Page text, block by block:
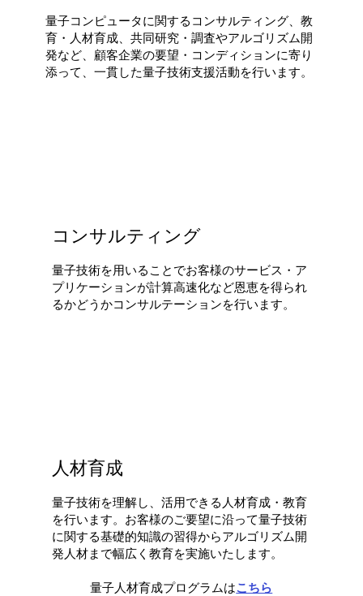
量子コンピュータに関するコンサルティング、教
育・人材育成、共同研究・調査やアルゴリズム開
発など、顧客企業の要望・コンディションに寄り
添って、一貫した量子技術支援活動を行います。
コンサルティング
量子技術を用いることでお客様のサービス・ア
プリケーションが計算高速化など恩恵を得られ
るかどうかコンサルテーションを行います。
人材育成
量子技術を理解し、活用できる人材育成・教育
を行います。お客様のご要望に沿って量子技術
に関する基礎的知識の習得からアルゴリズム開
発人材まで幅広く教育を実施いたします。
量子人材育成プログラムはこちら